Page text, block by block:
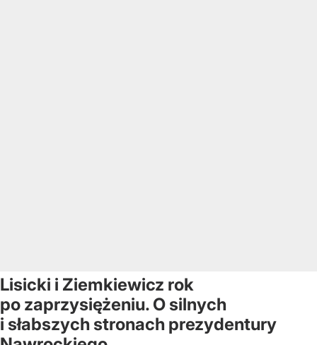
Lisicki i Ziemkiewicz rok
po zaprzysiężeniu. O silnych
i słabszych stronach prezydentury